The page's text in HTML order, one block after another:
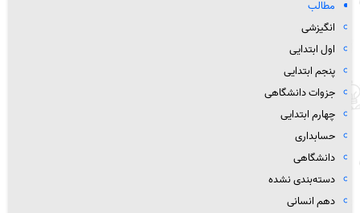
مطالب
انگیزشی
اول ابتدایی
پنجم ابتدایی
جزوات دانشگاهی
چهارم ابتدایی
حسابداری
دانشگاهی
دسته‌بندی نشده
دهم انسانی